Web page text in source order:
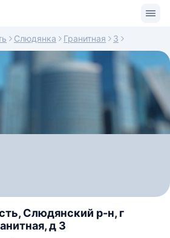
Слюдянка Гранитная 3
Слюдянский р-н, г
д 3